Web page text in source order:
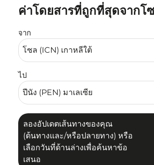
ค่าโดยสารที่ถูกที่สุดจากโ
จาก
ไป
ลองอัปเดตเส้นทางของคุณ
(ต้นทางและ/หรือปลายทาง) หรือ
เลือกวันที่ด้านล่างเพื่อค้นหาข้อ
เสนอ
ลองอัปเดตเส้นทางของคุณ (ต้นทางแล